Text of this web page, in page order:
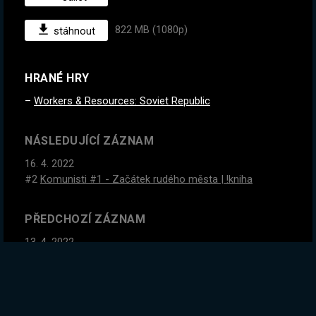
stáhnout 822 MB (1080p)
HRANÉ HRY
Workers & Resources: Soviet Republic
NÁSLEDUJÍCÍ ZÁZNAM
16. 4. 2022
#2 Komunisti #1 - Začátek rudého města | !kniha
PŘEDCHOZÍ ZÁZNAM
13. 4. 2022